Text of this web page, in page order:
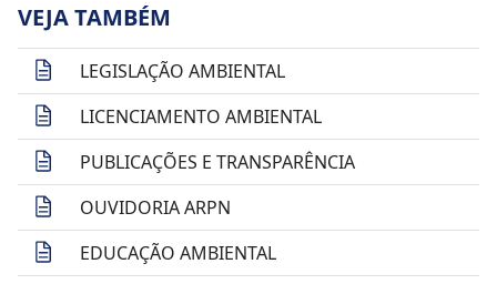
VEJA TAMBÉM
LEGISLAÇÃO AMBIENTAL
LICENCIAMENTO AMBIENTAL
PUBLICAÇÕES E TRANSPARÊNCIA
OUVIDORIA ARPN
EDUCAÇÃO AMBIENTAL